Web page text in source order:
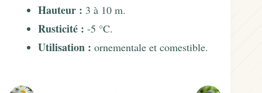
Hauteur : 3 à 10 m.
Rusticité : -5 °C.
Utilisation : ornementale et comestible.